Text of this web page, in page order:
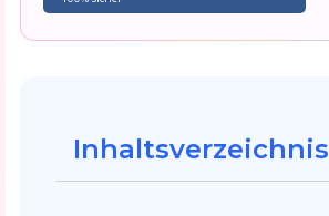
Inhaltsverzeichnis